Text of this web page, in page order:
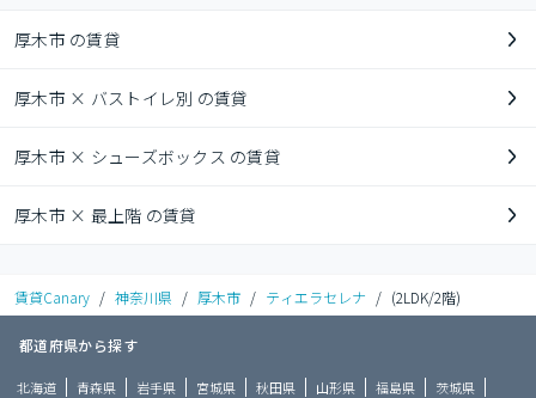
厚木市 の賃貸
厚木市 × バストイレ別 の賃貸
厚木市 × シューズボックス の賃貸
厚木市 × 最上階 の賃貸
賃貸Canary / 神奈川県 / 厚木市 / ティエラセレナ / (2LDK/2階)
都道府県から探す
北海道 青森県 岩手県 宮城県 秋田県 山形県 福島県
茨城県